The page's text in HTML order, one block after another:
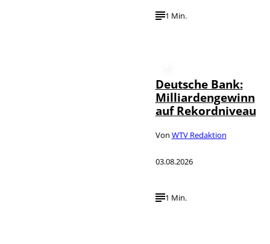
1 Min.
Deutsche Bank:
Milliardengewinn
auf Rekordniveau
Von WTV Redaktion
03.08.2026
1 Min.